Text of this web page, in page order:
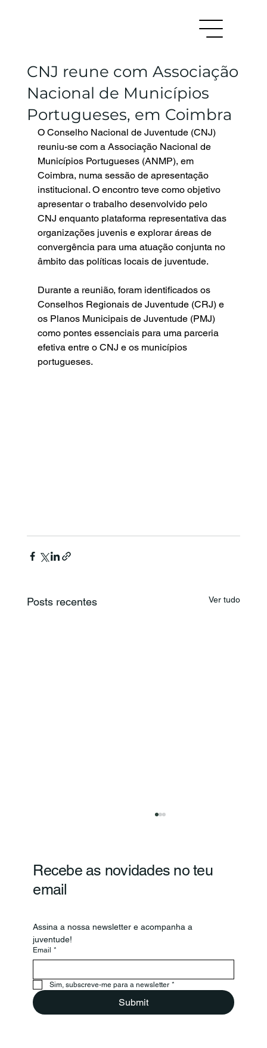
CNJ reune com Associação
Nacional de Municípios
Portugueses, em Coimbra
O Conselho Nacional de Juventude (CNJ)
reuniu-se com a Associação Nacional de
Municípios Portugueses (ANMP), em
Coimbra, numa sessão de apresentação
institucional. O encontro teve como objetivo
apresentar o trabalho desenvolvido pelo
CNJ enquanto plataforma representativa das
organizações juvenis e explorar áreas de
convergência para uma atuação conjunta no
âmbito das políticas locais de juventude.
Durante a reunião, foram identificados os
Conselhos Regionais de Juventude (CRJ) e
os Planos Municipais de Juventude (PMJ)
como pontes essenciais para uma parceria
efetiva entre o CNJ e os municípios
portugueses.
Posts recentes Ver tudo
para reforçar a cooperação entre as
juventudes ibero-americanas
Recebe as novidades no teu
email
Assina a nossa newsletter e acompanha a
juventude!
Email *
Sim, subscreve-me para a newsletter *
Submit